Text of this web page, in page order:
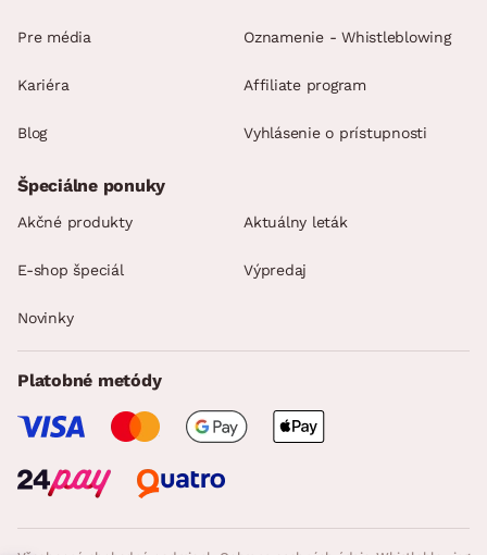
Pre média
Kariéra
Blog
Oznamenie - Whistleblowing
Affiliate program
Vyhlásenie o prístupnosti
Špeciálne ponuky
Akčné produkty Aktuálny leták
E-shop špeciál Výpredaj
Novinky
Platobné metódy